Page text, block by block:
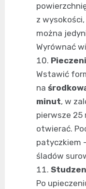
z
można
Wyrównać
Wstawić
na
minut, w
pierwsze 25
otwierać.
patyczkiem
śladów
Po